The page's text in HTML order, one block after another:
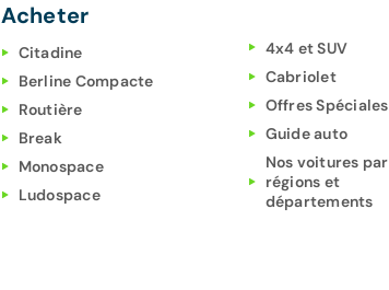
Acheter
Citadine
Berline Compacte
Routière
Break
Monospace
Ludospace
4x4 et SUV
Cabriolet
Offres Spéciales
Guide auto
Nos voitures par
régions et
départements